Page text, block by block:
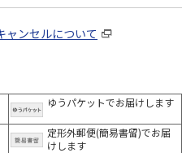
ャンセルについて
ゆうパケットでお届けします
定形外郵便(簡易書留)でお届
けします